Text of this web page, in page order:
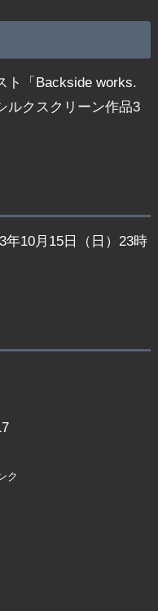
ト「Backside works.
ルクスクリーン作品3
年10月15日（日）23時
ク